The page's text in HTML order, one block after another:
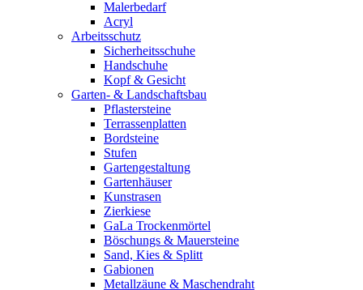
Malerbedarf
Acryl
Arbeitsschutz
Sicherheitsschuhe
Handschuhe
Kopf & Gesicht
Garten- & Landschaftsbau
Pflastersteine
Terrassenplatten
Bordsteine
Stufen
Gartengestaltung
Gartenhäuser
Kunstrasen
Zierkiese
GaLa Trockenmörtel
Böschungs & Mauersteine
Sand, Kies & Splitt
Gabionen
Metallzäune & Maschendraht